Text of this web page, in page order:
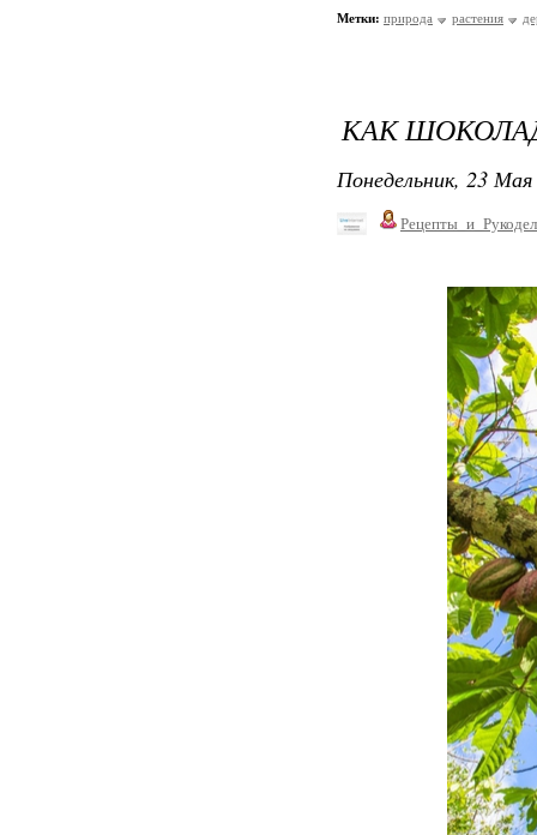
Метки: природа растения
КАК
Понедельник, 23